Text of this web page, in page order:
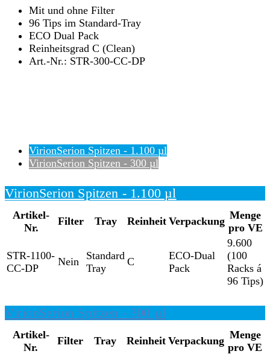
Mit und ohne Filter
96 Tips im Standard-Tray
ECO Dual Pack
Reinheitsgrad C (Clean)
Art.-Nr.: STR-300-CC-DP
VirionSerion Spitzen - 1.100 µl
VirionSerion Spitzen - 300 µl
VirionSerion Spitzen - 1.100 µl
Artikel-
Nr.
Filter Tray Reinheit Verpackung Menge
pro VE
STR-1100-
CC-DP
Nein
Standard
Tray
C
ECO-Dual
Pack
9.600
(100
Racks á
96 Tips)
VirionSerion Spitzen - 300 µl
Artikel-
Nr.
Filter Tray Reinheit Verpackung Menge
pro VE